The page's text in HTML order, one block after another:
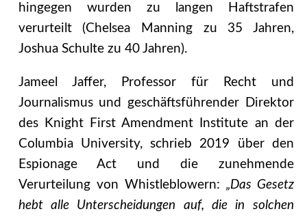
hingegen wurden zu langen Haftstrafen
verurteilt (Chelsea Manning zu 35 Jahren,
Joshua Schulte zu 40 Jahren).
Jameel Jaffer, Professor für Recht und
Journalismus und geschäftsführender Direktor
des Knight First Amendment Institute an der
Columbia University, schrieb 2019 über den
Espionage Act und die zunehmende
Verurteilung von Whistleblowern: „Das Gesetz
hebt alle Unterscheidungen auf, die in solchen